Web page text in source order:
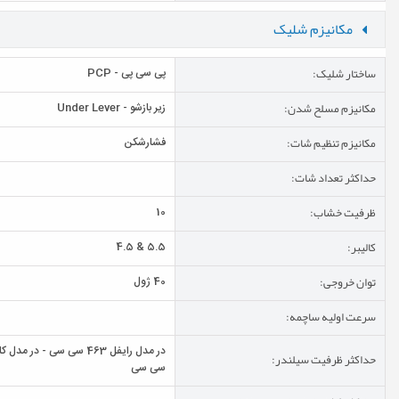
مکانیزم شلیک
ساختار شلیک: پی سی پی - PCP
مکانیزم مسلح شدن: زير بازشو - Under Lever
مکانیزم تنظیم شات: فشارشکن
حداکثر تعداد شات:
ظرفیت خشاب:
10
کالیبر: 5.5 & 4.5
توان خروجی: 40 ژول
سرعت اولیه ساچمه:
حداکثر ظرفیت سیلندر:
سی سی